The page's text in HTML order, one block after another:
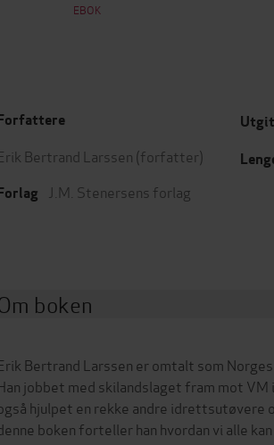
EBOK
Bertrand Larssen (forfatter)
J.M. Stenersens forlag
boken
Bertrand Larssen er omtalt som
jobbet med skilandslaget fram mot VM
hjulpet en rekke andre idrettsutøvere
boken forteller han hvordan vi alle